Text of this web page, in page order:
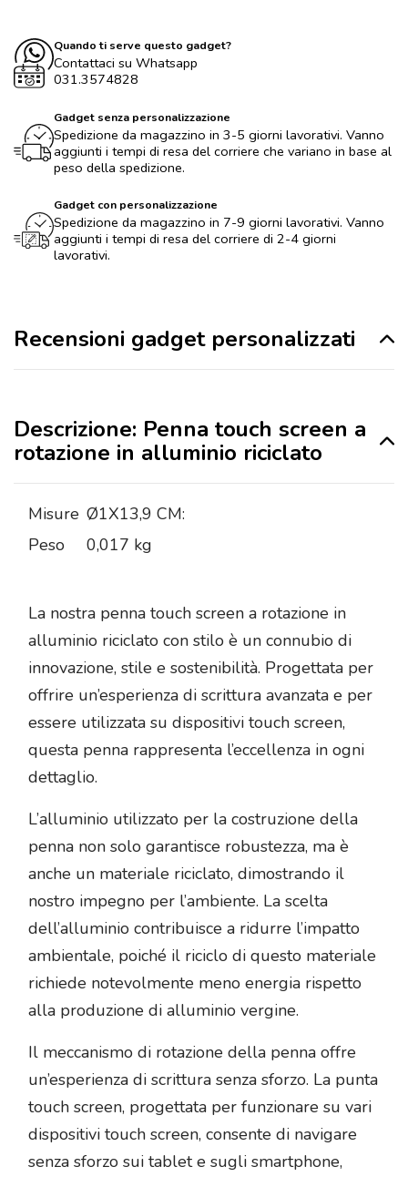
Quando ti serve questo gadget?
Contattaci su Whatsapp
031.3574828
Gadget senza personalizzazione
Spedizione da magazzino in 3-5 giorni lavorativi. Vanno
aggiunti i tempi di resa del corriere che variano in base al
peso della spedizione.
Gadget con personalizzazione
Spedizione da magazzino in 7-9 giorni lavorativi. Vanno
aggiunti i tempi di resa del corriere di 2-4 giorni
lavorativi.
Recensioni gadget personalizzati
Descrizione: Penna touch screen a
rotazione in alluminio riciclato
Misure Ø1X13,9 CM:
Peso
0,017 kg
La nostra penna touch screen a rotazione in
alluminio riciclato con stilo è un connubio di
innovazione, stile e sostenibilità. Progettata per
offrire un’esperienza di scrittura avanzata e per
essere utilizzata su dispositivi touch screen,
questa penna rappresenta l’eccellenza in ogni
dettaglio.
L’alluminio utilizzato per la costruzione della
penna non solo garantisce robustezza, ma è
anche un materiale riciclato, dimostrando il
nostro impegno per l’ambiente. La scelta
dell’alluminio contribuisce a ridurre l’impatto
ambientale, poiché il riciclo di questo materiale
richiede notevolmente meno energia rispetto
alla produzione di alluminio vergine.
Il meccanismo di rotazione della penna offre
un’esperienza di scrittura senza sforzo. La punta
touch screen, progettata per funzionare su vari
dispositivi touch screen, consente di navigare
senza sforzo sui tablet e sugli smartphone,